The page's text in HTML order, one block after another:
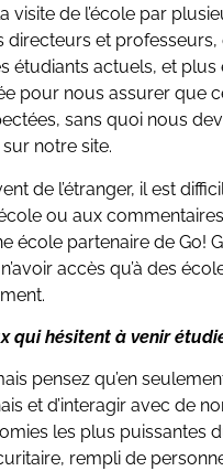
visite de l’école par
directeurs et
étudiants actuels, et
pour nous assurer que
sans quoi nous
notre site.
de l’étranger, il est
ou aux
école partenaire de Go!
accès qu’à des
qui hésitent à venir
pensez qu’en
et d’interagir avec de
les plus puissantes
rempli de